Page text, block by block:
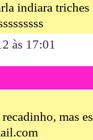
indiara triches
às 17:01
mas